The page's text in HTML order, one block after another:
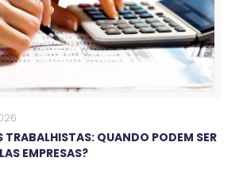
TRABALHISTAS: QUANDO PODEM SER
EMPRESAS?